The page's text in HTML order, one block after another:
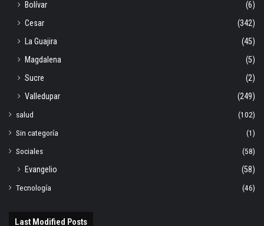
Bolívar
(6)
Cesar
(342)
La Guajira
(45)
Magdalena
(5)
Sucre
(2)
Valledupar
(249)
salud
(102)
Sin categoría
(1)
Sociales
(58)
Evangelio
(58)
Tecnología
(46)
Last Modified Posts